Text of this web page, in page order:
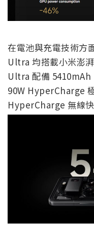
在電池與充電技術方
Ultra 均搭載小米澎
Ultra 配備
90W HyperCharge
HyperCharge 無線快